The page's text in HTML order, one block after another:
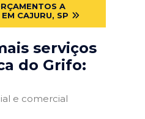
A
CAJURU, SP
serviços
do Grifo:
e comercial